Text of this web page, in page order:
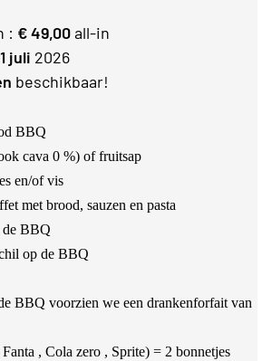
: € 49,00all-in
juli 2026
beschikbaar!
BBQ
cava 0 %) of fruitsap
en/of vis
met brood, sauzen en pasta
de BBQ
op de BBQ
BBQ voorzien we een drankenforfait van
, Cola zero , Sprite) = 2 bonnetjes